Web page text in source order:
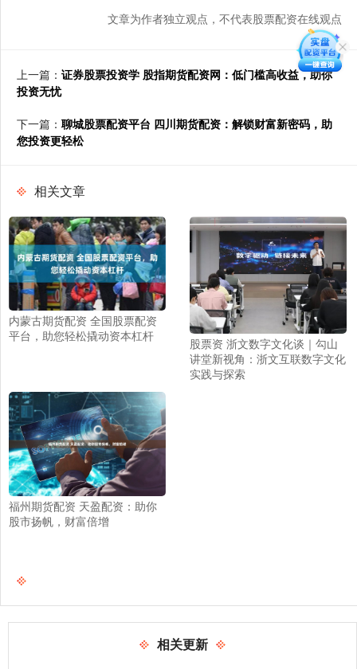
文章为作者独立观点，不代表股票配资在线观点
上一篇： 证券股票投资学 股指期货配资网：低门槛高收益，助你
投资无忧
下一篇： 聊城股票配资平台 四川期货配资：解锁财富新密码，助
您投资更轻松
相关文章
内蒙古期货配资 全国股票配资
平台，助您轻松撬动资本杠杆
股票资 浙文数字文化谈｜勾山
讲堂新视角：浙文互联数字文化
实践与探索
福州期货配资 天盈配资：助你
股市扬帆，财富倍增
相关更新